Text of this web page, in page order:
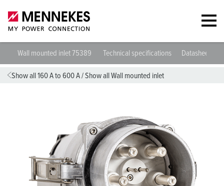
Wall mounted inlet 75389 Technical specifications Datasheets &
Show all 160 A to 600 A/Show all Wall mounted inlet